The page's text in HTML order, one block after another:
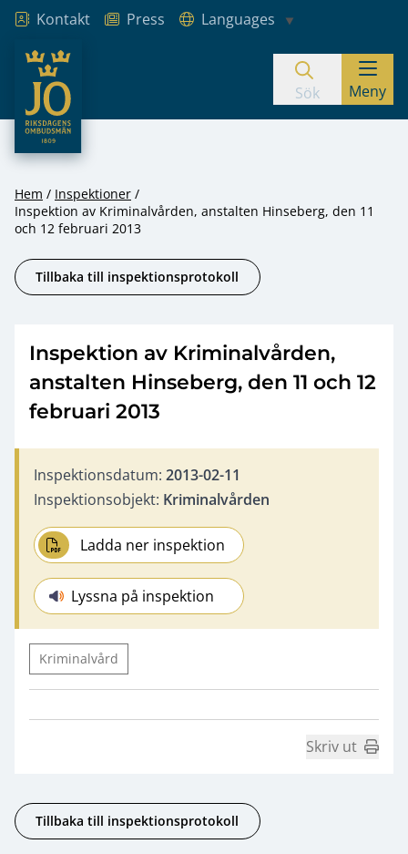
Hoppa till innehåll
Kontakt Press
Languages
JO – Riksdagens Ombudsmän
Sök Meny
Hem
Inspektioner
Inspektion av Kriminalvården, anstalten Hinseberg, den 11
och 12 februari 2013
Tillbaka till inspektionsprotokoll
Inspektion av Kriminalvården,
anstalten Hinseberg, den 11 och 12
februari 2013
Inspektionsdatum: 2013-02-11
Inspektionsobjekt: Kriminalvården
Ladda ner inspektion
Lyssna på inspektion
Kriminalvård
Skriv ut
Tillbaka till inspektionsprotokoll